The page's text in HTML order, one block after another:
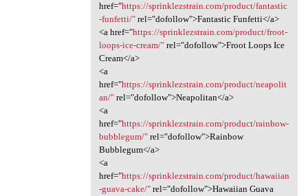
href="https://sprinklezstrain.com/product/fantastic
-funfetti/"rel="dofollow">Fantastic Funfetti</a>
<a href="https://sprinklezstrain.com/product/froot-
loops-ice-cream/"rel="dofollow">Froot Loops Ice
Cream</a>
<a
href="https://sprinklezstrain.com/product/neapolit
an/"rel="dofollow">Neapolitan</a>
<a
href="https://sprinklezstrain.com/product/rainbow-
bubblegum/"rel="dofollow">Rainbow
Bubblegum</a>
<a
href="https://sprinklezstrain.com/product/hawaiian
-guava-cake/"rel="dofollow">Hawaiian Guava